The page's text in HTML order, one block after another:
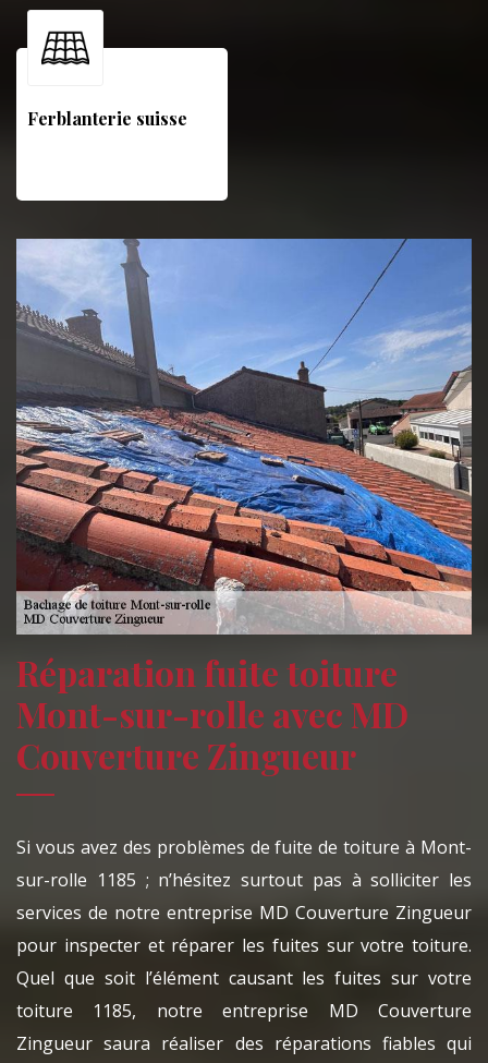
Ferblanterie suisse
Réparation fuite toiture
Mont-sur-rolle avec MD
Couverture Zingueur
Si vous avez des problèmes de fuite de toiture à Mont-
sur-rolle 1185 ; n’hésitez surtout pas à solliciter les
services de notre entreprise MD Couverture Zingueur
pour inspecter et réparer les fuites sur votre toiture.
Quel que soit l’élément causant les fuites sur votre
toiture 1185, notre entreprise MD Couverture
Zingueur saura réaliser des réparations fiables qui